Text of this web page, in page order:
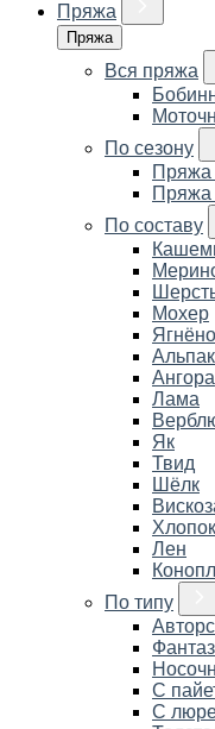
Пряжа
Пряжа
Вся пряжа
По сезону
Пряжа
Пряжа
По составу
Мохер
Ангора
Лама
Як
Твид
Шёлк
Хлопок
Лен
По типу
С
С